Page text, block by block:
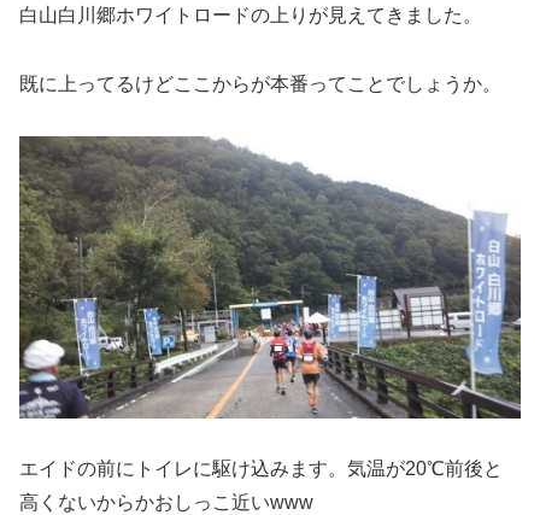
白山白川郷ホワイトロードの上りが見えてきました。
既に上ってるけどここからが本番ってことでしょうか。
エイドの前にトイレに駆け込みます。気温が20℃前後と
高くないからかおしっこ近いwww